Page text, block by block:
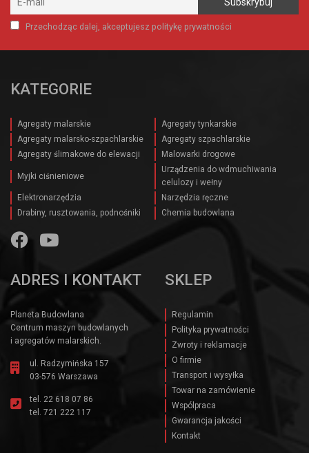
Przechodząc dalej, akceptujesz politykę prywatności
KATEGORIE
Agregaty malarskie
Agregaty tynkarskie
Agregaty malarsko-szpachlarskie
Agregaty szpachlarskie
Agregaty ślimakowe do elewacji
Malowarki drogowe
Myjki ciśnieniowe
Urządzenia do wdmuchiwania
celulozy i wełny
Elektronarzędzia
Narzędzia ręczne
Drabiny, rusztowania, podnośniki
Chemia budowlana
ADRES I KONTAKT
Planeta Budowlana
Centrum maszyn budowlanych
i agregatów malarskich.
ul. Radzymińska 157
03-576 Warszawa
tel. 22 618 07 86
tel. 721 222 117
SKLEP
Regulamin
Polityka prywatności
Zwroty i reklamacje
O firmie
Transport i wysyłka
Towar na zamówienie
Wspólpraca
Gwarancja jakości
Kontakt